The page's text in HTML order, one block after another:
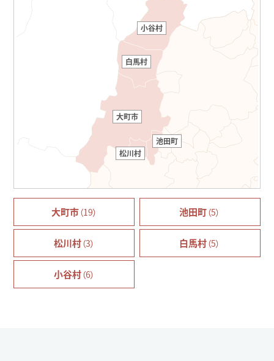
大町市
池田町
松川村
白馬村
小谷村
大町市（19） 池田町（5）
松川村（3） 白馬村（5）
小谷村（6）